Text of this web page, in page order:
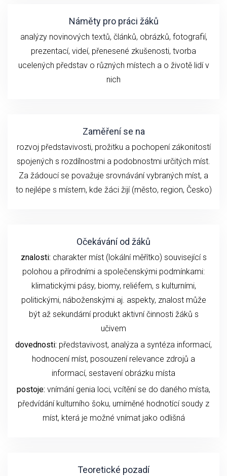
Náměty pro práci žáků
analýzy novinových textů, článků, obrázků, fotografií,
prezentací, videí, přenesené zkušenosti, tvorba
ucelených představ o různých místech a o životě lidí v
nich
Zaměření se na
rozvoj představivosti, prožitku a pochopení zákonitostí
spojených s rozdílnostmi a podobnostmi určitých míst.
Za žádoucí se považuje srovnávání vybraných míst, a
to nejlépe s místem, kde žáci žijí (město, region, Česko)
Očekávání od žáků
znalosti: charakter míst (lokální měřítko) související s
polohou a přírodními a společenskými podmínkami:
klimatickými pásy, biomy, reliéfem, s kulturními,
politickými, náboženskými aj. aspekty, znalost může
být až sekundární produkt aktivní činnosti žáků s
učivem
dovednosti: představivost, analýza a syntéza informací,
hodnocení míst, posouzení relevance zdrojů a
informací, sestavení obrázku místa
postoje: vnímání genia loci, vcítění se do daného místa,
předvídání kulturního šoku, umírněné hodnotící soudy z
míst, která je možné vnímat jako odlišná
Teoretické pozadí